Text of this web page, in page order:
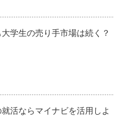
学生の売り手市場は続く？
活ならマイナビを活用しよ